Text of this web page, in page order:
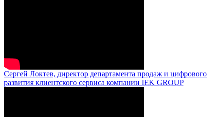
Сергей Локтев, директор департамента продаж и цифрового
развития клиентского сервиса компании IEK GROUP